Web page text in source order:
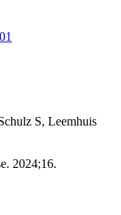
S, Leemhuis
2024;16.